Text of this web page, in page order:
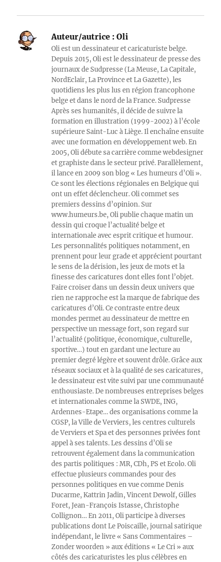
Auteur/autrice : Oli
Oli est un dessinateur et caricaturiste belge.
Depuis 2015, Oli est le dessinateur de presse des
journaux de Sudpresse (La Meuse, La Capitale,
NordEclair, La Province et La Gazette), les
quotidiens les plus lus en région francophone
belge et dans le nord de la France. Sudpresse
Après ses humanités, il décide de suivre la
formation en illustration (1999-2002) à l’école
supérieure Saint-Luc à Liège. Il enchaîne ensuite
avec une formation en développement web. En
2005, Oli débute sa carrière comme webdesigner
et graphiste dans le secteur privé. Parallèlement,
il lance en 2009 son blog « Les humeurs d’Oli ».
Ce sont les élections régionales en Belgique qui
ont un effet déclencheur. Oli commet ses
premiers dessins d’opinion. Sur
www.humeurs.be, Oli publie chaque matin un
dessin qui croque l’actualité belge et
internationale avec esprit critique et humour.
Les personnalités politiques notamment, en
prennent pour leur grade et apprécient pourtant
le sens de la dérision, les jeux de mots et la
finesse des caricatures dont elles font l’objet.
Faire croiser dans un dessin deux univers que
rien ne rapproche est la marque de fabrique des
caricatures d’Oli. Ce contraste entre deux
mondes permet au dessinateur de mettre en
perspective un message fort, son regard sur
l’actualité (politique, économique, culturelle,
sportive…) tout en gardant une lecture au
premier degré légère et souvent drôle. Grâce aux
réseaux sociaux et à la qualité de ses caricatures,
le dessinateur est vite suivi par une communauté
enthousiaste. De nombreuses entreprises belges
et internationales comme la SWDE, ING,
Ardennes-Etape… des organisations comme la
CGSP, la Ville de Verviers, les centres culturels
de Verviers et Spa et des personnes privées font
appel à ses talents. Les dessins d’Oli se
retrouvent également dans la communication
des partis politiques : MR, CDh, PS et Ecolo. Oli
effectue plusieurs commandes pour des
personnes politiques en vue comme Denis
Ducarme, Kattrin Jadin, Vincent Dewolf, Gilles
Foret, Jean-François Istasse, Christophe
Collignon… En 2011, Oli participe à diverses
publications dont Le Poiscaille, journal satirique
indépendant, le livre « Sans Commentaires –
Zonder woorden » aux éditions « Le Cri » aux
côtés des caricaturistes les plus célèbres en